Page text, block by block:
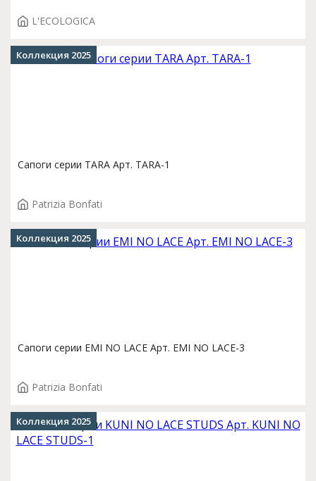
L'ECOLOGICA
Сапоги серии TARA Арт. TARA-1
Patrizia Bonfati
Коллекция 2025
Сапоги серии EMI NO LACE Арт. EMI NO LACE-3
Patrizia Bonfati
Коллекция 2025
Коллекция 2025